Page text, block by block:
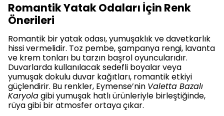
Romantik Yatak Odaları İçin Renk
Önerileri
Romantik bir yatak odası, yumuşaklık ve davetkarlık
hissi vermelidir. Toz pembe, şampanya rengi, lavanta
ve krem tonları bu tarzın başrol oyuncularıdır.
Duvarlarda kullanılacak sedefli boyalar veya
yumuşak dokulu duvar kağıtları, romantik etkiyi
güçlendirir. Bu renkler, Eymense’nin Valetta Bazalı
Karyolagibi yumuşak hatlı ürünleriyle birleştiğinde,
rüya gibi bir atmosfer ortaya çıkar.